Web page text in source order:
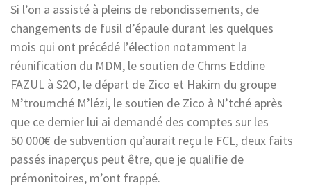
Si l’on a assisté à pleins de rebondissements, de
changements de fusil d’épaule durant les quelques
mois qui ont précédé l’élection notamment la
réunification du MDM, le soutien de Chms Eddine
FAZUL à S2O, le départ de Zico et Hakim du groupe
M’troumché M’lézi, le soutien de Zico à N’tché après
que ce dernier lui ai demandé des comptes sur les
50 000€ de subvention qu’aurait reçu le FCL, deux faits
passés inaperçus peut être, que je qualifie de
prémonitoires, m’ont frappé.